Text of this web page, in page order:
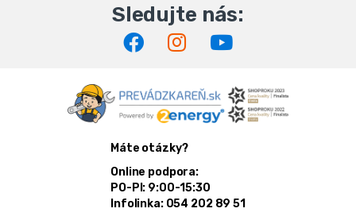
Máte otázky?
Online podpora:
PO-PI: 9:00-15:30
Infolinka: 054 202 89 51